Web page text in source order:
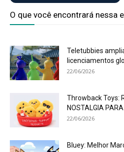
O que você encontrará nessa
Teletubbies
licenciamentos
22/06/2026
Throwback Toys:
NOSTALGIA
22/06/2026
Bluey: Melhor